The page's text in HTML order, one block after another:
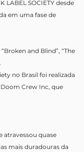
SOCIETY desde
em uma fase de
and Blind”, “The
no Brasil foi realizada
Crew Inc, que
atravessou quase
mais duradouras da